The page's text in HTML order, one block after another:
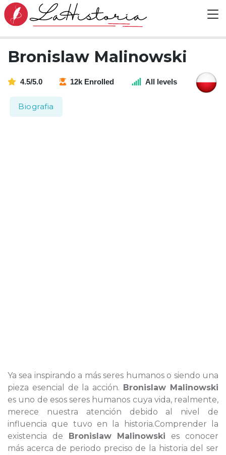
Bronislaw Malinowski
4.5/5.0 12k Enrolled All levels
Biografia
Ya sea inspirando a más seres humanos o siendo una
pieza esencial de la acción. Bronislaw Malinowski
es uno de esos seres humanos cuya vida, realmente,
merece nuestra atención debido al nivel de
influencia que tuvo en la historia.Comprender la
existencia de Bronislaw Malinowski es conocer
más acerca de periodo preciso de la historia del ser